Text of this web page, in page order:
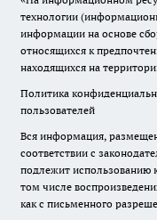
технологии
информации на основе
относящихся к
находящихся на
Политика
пользователей
Вся информация,
соответствии с
подлежит использованию
том числе
как с письменного